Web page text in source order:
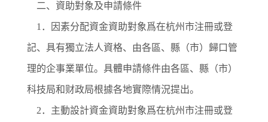
二、資助對象及申請條件
1．因素分配資金資助對象爲在杭州市注冊或登
記、具有獨立法人資格、由各區、縣（市）歸口管
理的企事業單位。具體申請條件由各區、縣（市）
科技局和财政局根據各地實際情況提出。
2．主動設計資金資助對象爲在杭州市注冊或登